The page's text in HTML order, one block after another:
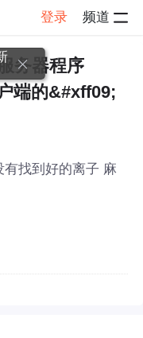
登录 频道
务器程序
端的&#xff09;
找到好的离子 麻